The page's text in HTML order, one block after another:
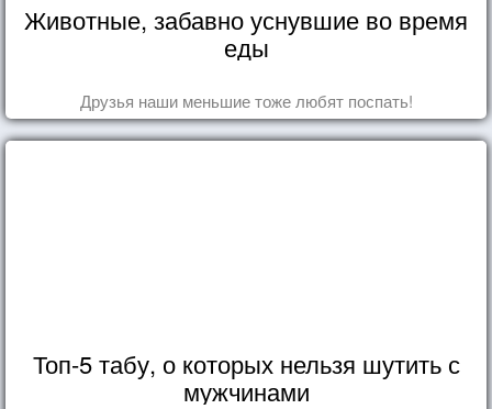
Животные, забавно уснувшие во время
еды
Друзья наши меньшие тоже любят поспать!
Топ-5 табу, о которых нельзя шутить с
мужчинами